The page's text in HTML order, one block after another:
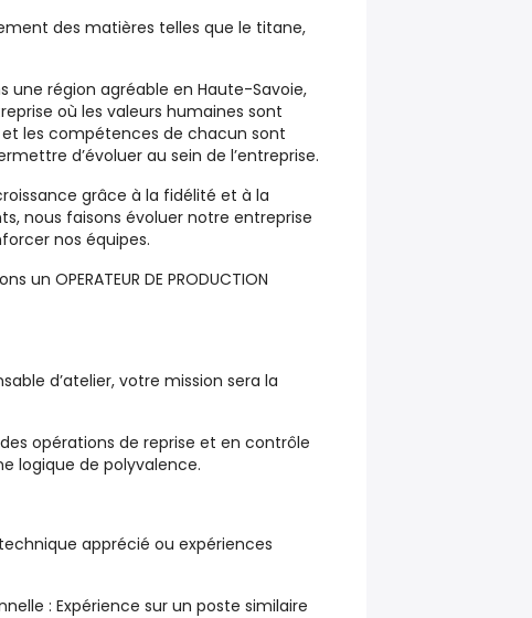
des matières telles que le titane,
une région agréable en Haute-Savoie,
où les valeurs humaines sont
les compétences de chacun sont
d’évoluer au sein de l’entreprise.
grâce à la fidélité et à la
nous faisons évoluer notre entreprise
nos équipes.
un OPERATEUR DE PRODUCTION
d’atelier, votre mission sera la
opérations de reprise et en contrôle
logique de polyvalence.
apprécié ou expériences
: Expérience sur un poste similaire